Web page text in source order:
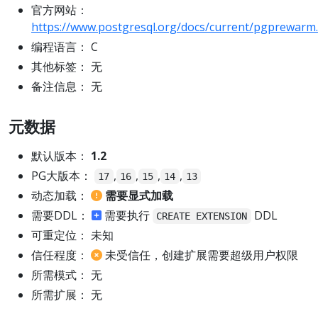
官方网站：
https://www.postgresql.org/docs/current/
编程语言： C
其他标签： 无
备注信息： 无
元数据
默认版本： 1.2
PG大版本：
17 , 16 , 15 , 14 , 13
动态加载：
需要显式加载
需要DDL：
需要执行 CREATE EXTENSION
DDL
可重定位： 未知
信任程度：
未受信任，创建扩展需要超级用户权限
所需模式： 无
所需扩展： 无